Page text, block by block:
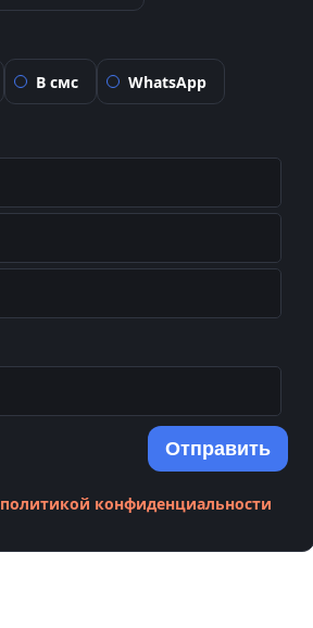
В смс WhatsApp
политикой конфиденциальности
Отправить